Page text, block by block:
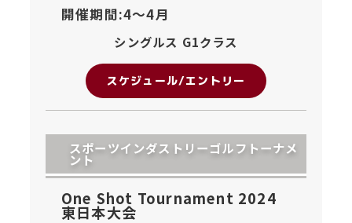
開催期間:4〜4月
シングルス G1クラス
スケジュール/エントリー
スポーツインダストリーゴルフトーナメ
ント
One Shot Tournament 2024
東日本大会